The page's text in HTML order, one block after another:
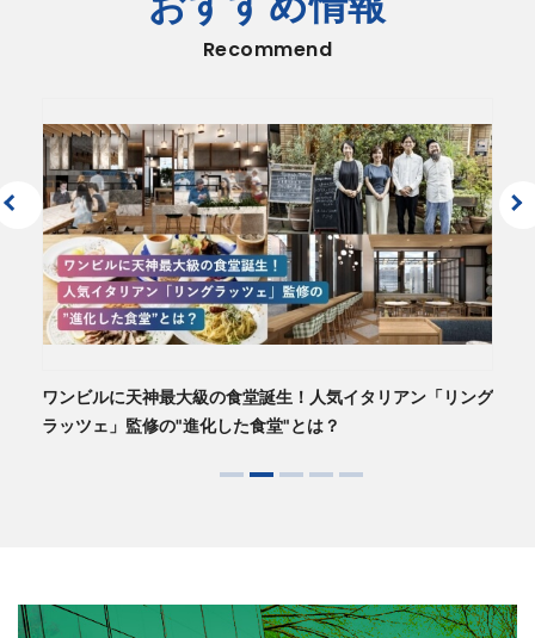
2026年08月06日 決算
2027年３月期 第１四半期決算短信〔日本基準〕(連結)
（789KB）
2026年07月31日 その他のお知らせ
2026年6月度 月次営業概況 （59KB）
2026年07月01日 ガバナンス
コーポレート・ガバナンスに関する報告書 2026/07/01
Recommend
ワンビルに天神最大級の食堂誕生！人気イタリアン「リング
ラッツェ」監修の"進化した食堂"とは？